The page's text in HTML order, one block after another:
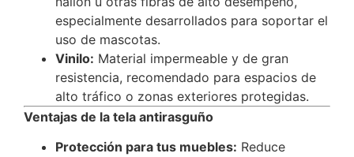
especialmente desarrollados para soportar el
uso de mascotas.
Vinilo: Material impermeable y de gran
resistencia, recomendado para espacios de
alto tráfico o zonas exteriores protegidas.
Ventajas de la tela antirasguño
Protección para tus muebles: Reduce